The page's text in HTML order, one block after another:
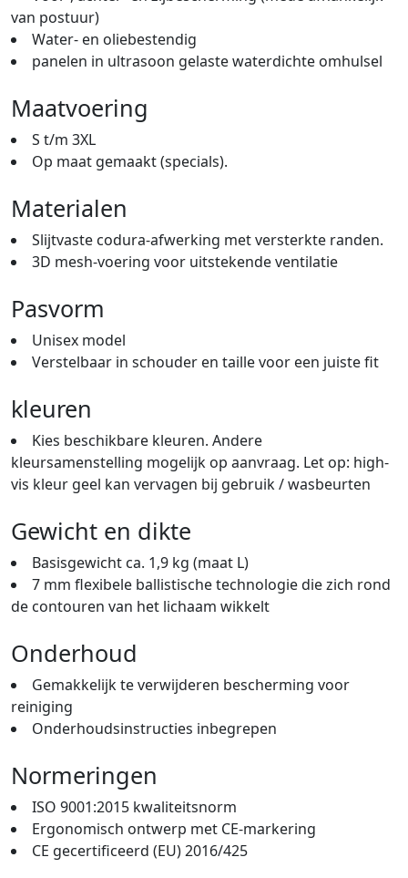
van postuur)
Water- en oliebestendig
panelen in ultrasoon gelaste waterdichte omhulsel
Maatvoering
S t/m 3XL
Op maat gemaakt (specials).
Materialen
Slijtvaste codura-afwerking met versterkte randen.
3D mesh-voering voor uitstekende ventilatie
Pasvorm
Unisex model
Verstelbaar in schouder en taille voor een juiste fit
kleuren
Kies beschikbare kleuren. Andere
kleursamenstelling mogelijk op aanvraag. Let op: high-
vis kleur geel kan vervagen bij gebruik / wasbeurten
Gewicht en dikte
Basisgewicht ca. 1,9 kg (maat L)
7 mm flexibele ballistische technologie die zich rond
de contouren van het lichaam wikkelt
Onderhoud
Gemakkelijk te verwijderen bescherming voor
reiniging
Onderhoudsinstructies inbegrepen
Normeringen
ISO 9001:2015 kwaliteitsnorm
Ergonomisch ontwerp met CE-markering
CE gecertificeerd (EU) 2016/425